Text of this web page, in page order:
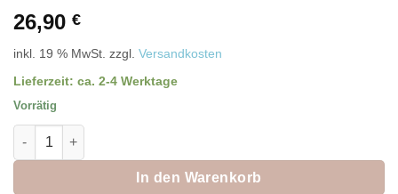
26,90 €
inkl. 19 % MwSt. zzgl. Versandkosten
Lieferzeit: ca. 2-4 Werktage
Vorrätig
Eulenschnitt Tablett "Weihnachtsauto" Menge
In den Warenkorb